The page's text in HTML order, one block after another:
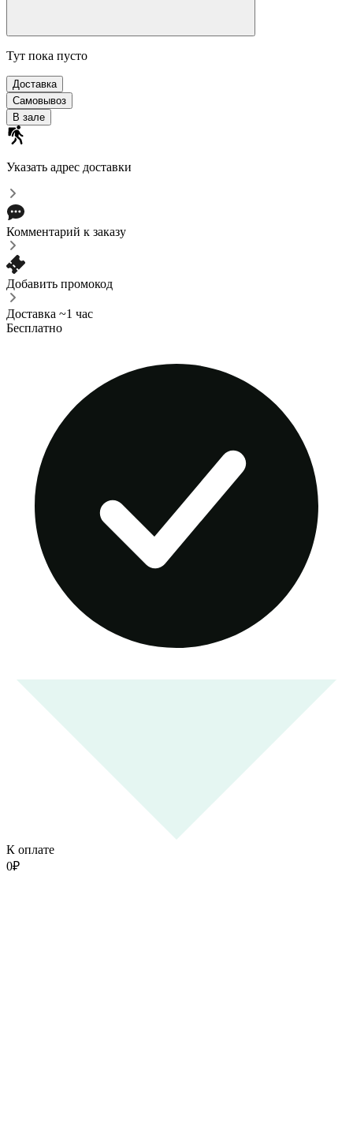
Тут пока пусто
Доставка
Самовывоз
В зале
Указать адрес доставки
Комментарий к заказу
Добавить промокод
Доставка ~1 час
Бесплатно
К оплате
0₽